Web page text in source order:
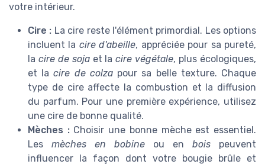
votre intérieur.
Cire : La cire reste l'élément primordial. Les options
incluent la cire d'abeille, appréciée pour sa pureté,
la cire de sojaet lacire végétale, plus écologiques,
et lacire de colzapour sa belle texture. Chaque
type de cire affecte la combustion et la diffusion
du parfum. Pour une première expérience, utilisez
une cire de bonne qualité.
Mèches :Choisir une bonne mèche est essentiel.
Les mèches en bobine ou en bois peuvent
influencer la façon dont votre bougie brûle et